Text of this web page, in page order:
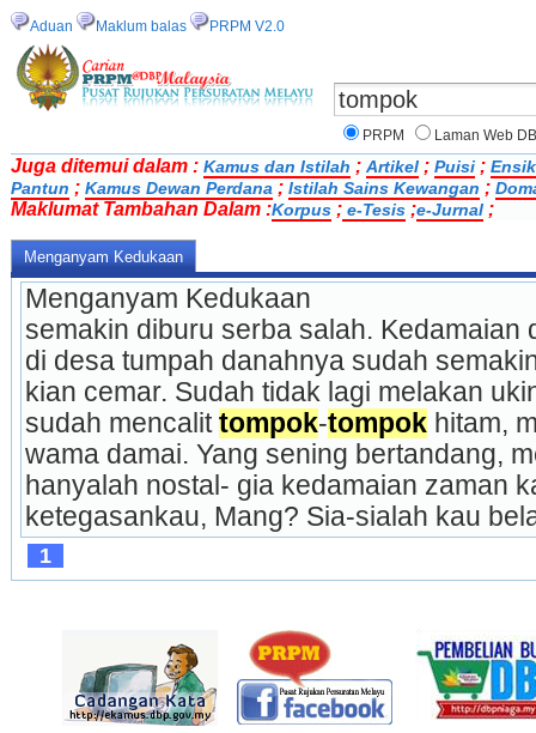
Aduan Maklum balas PRPM V2.0
PRPM Laman Web
Juga ditemui dalam : Kamus dan Istilah ; Artikel ; Puisi ;
Pantun ; Kamus Dewan Perdana ; Istilah Sains Kewangan ;
Maklumat Tambahan Dalam :Korpus ; e-Tesis ;e-Jurnal ;
Menganyam Kedukaan
Menganyam Kedukaan
semakin diburu serba salah. Kedamaian
di desa tumpah danahnya sudah
kian cemar. Sudah tidak lagi melakan
sudah mencalit tompok-tompok hitam,
wama damai. Yang sening bertandang,
hanyalah nostal- gia kedamaian zaman
ketegasankau, Mang? Sia-sialah kau
1